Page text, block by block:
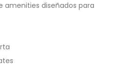
amenities diseñados para